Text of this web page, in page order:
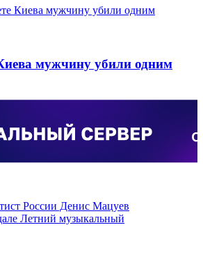
мужчину убили одним